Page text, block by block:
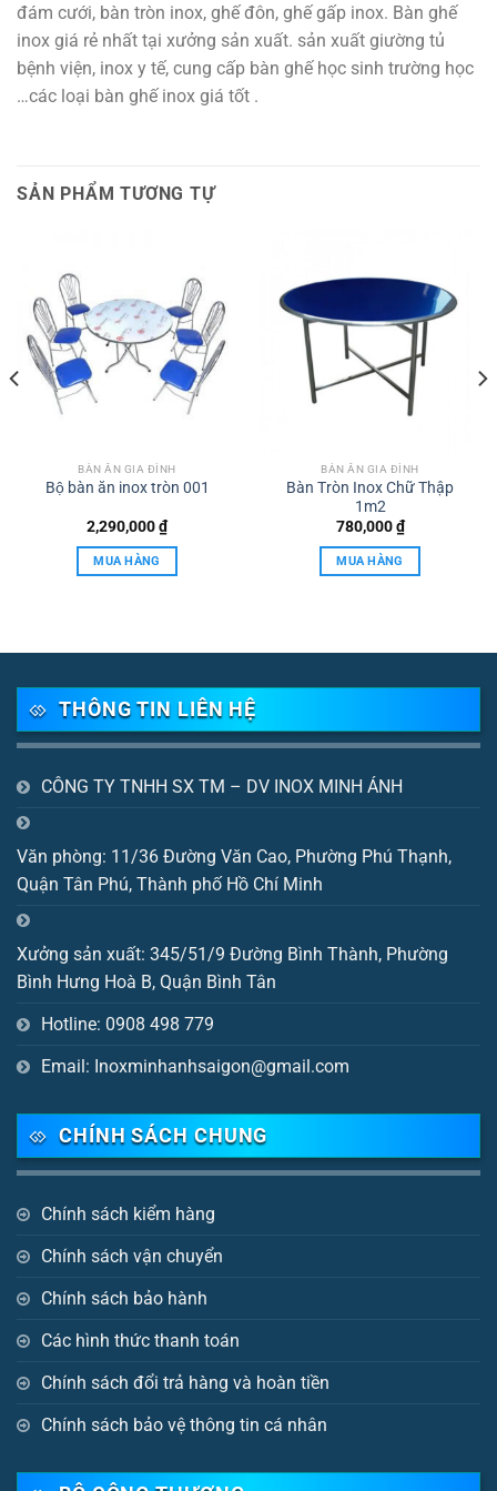
đám cưới, bàn tròn inox, ghế đôn, ghế gấp inox. Bàn ghế
inox giá rẻ nhất tại xưởng sản xuất. sản xuất giường tủ
bệnh viện, inox y tế, cung cấp bàn ghế học sinh trường học
…các loại bàn ghế inox giá tốt .
SẢN PHẨM TƯƠNG TỰ
BÀN ĂN GIA ĐÌNH
Bộ bàn ăn inox tròn 001
2,290,000₫
MUA HÀNG
BÀN ĂN GIA ĐÌNH
Bàn Tròn Inox Chữ Thập
1m2
780,000₫
MUA HÀNG
THÔNG TIN LIÊN HỆ
CÔNG TY TNHH SX TM – DV INOX MINH ÁNH
Văn phòng: 11/36 Đường Văn Cao, Phường Phú Thạnh,
Quận Tân Phú, Thành phố Hồ Chí Minh
Xưởng sản xuất: 345/51/9 Đường Bình Thành, Phường
Bình Hưng Hoà B, Quận Bình Tân
Hotline: 0908 498 779
Email: Inoxminhanhsaigon@gmail.com
CHÍNH SÁCH CHUNG
Chính sách kiểm hàng
Chính sách vận chuyển
Chính sách bảo hành
Các hình thức thanh toán
Chính sách đổi trả hàng và hoàn tiền
Chính sách bảo vệ thông tin cá nhân